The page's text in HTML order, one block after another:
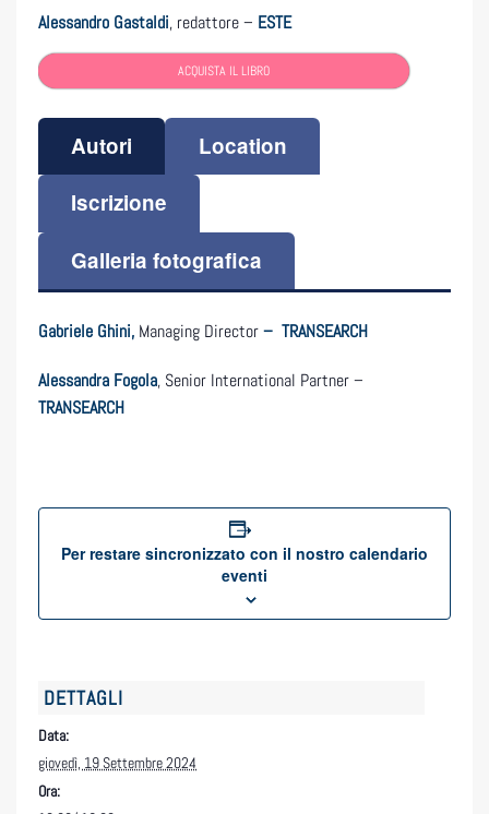
Alessandro Gastaldi, redattore – ESTE
ACQUISTA IL LIBRO
Autori
Location
Iscrizione
Galleria fotografica
Gabriele Ghini, Managing Director– TRANSEARCH
Alessandra Fogola, Senior International Partner –
TRANSEARCH
Per restare sincronizzato con il nostro calendario
eventi
DETTAGLI
Data:
giovedì, 19 Settembre 2024
Ora: